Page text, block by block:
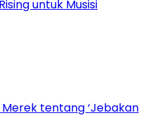
untuk Musisi
tentang ‘Jebakan